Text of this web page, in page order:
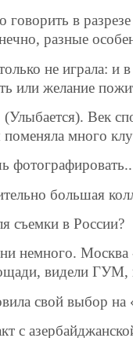
в
разные
не играла:
или желание
Век
много
большая
съемки в России?
немного. Москва
видели ГУМ,
свой выбор на
с